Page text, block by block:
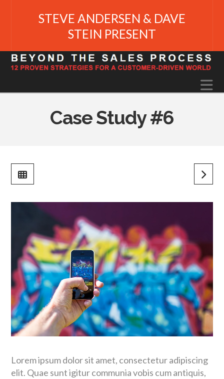
STEVE ANDERSEN & DAVE
STEIN PRESENT
Case Study #6
Lorem ipsum dolor sit amet, consectetur adipiscing
elit. Quae sunt igitur communia vobis cum antiquis,